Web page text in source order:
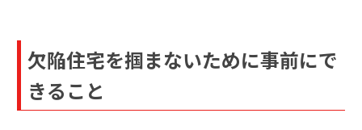
欠陥住宅を掴まないために事前にで
きること